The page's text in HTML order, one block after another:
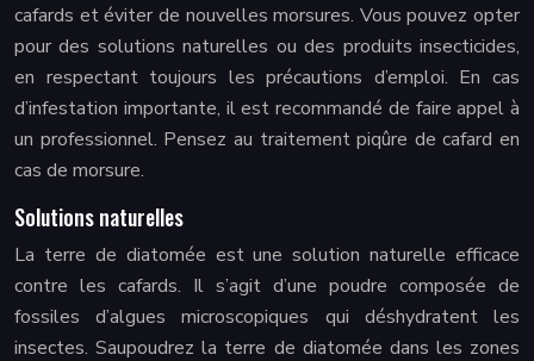
cafards et éviter de nouvelles morsures. Vous pouvez opter
pour des solutions naturelles ou des produits insecticides,
en respectant toujours les précautions d’emploi. En cas
d’infestation importante, il est recommandé de faire appel à
un professionnel. Pensez au traitement piqûre de cafard en
cas de morsure.
Solutions naturelles
La terre de diatomée est une solution naturelle efficace
contre les cafards. Il s’agit d’une poudre composée de
fossiles d’algues microscopiques qui déshydratent les
insectes. Saupoudrez la terre de diatomée dans les zones